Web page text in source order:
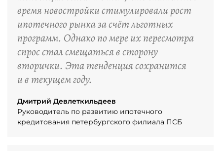
время новостройки стимулировали рост
ипотечного рынка за счёт льготных
программ. Однако по мере их пересмотра
спрос стал смещаться в сторону
вторички. Эта тенденция сохранится
и в текущем году.
Дмитрий Девлеткильдеев
Руководитель по развитию ипотечного
кредитования петербургского филиала ПСБ